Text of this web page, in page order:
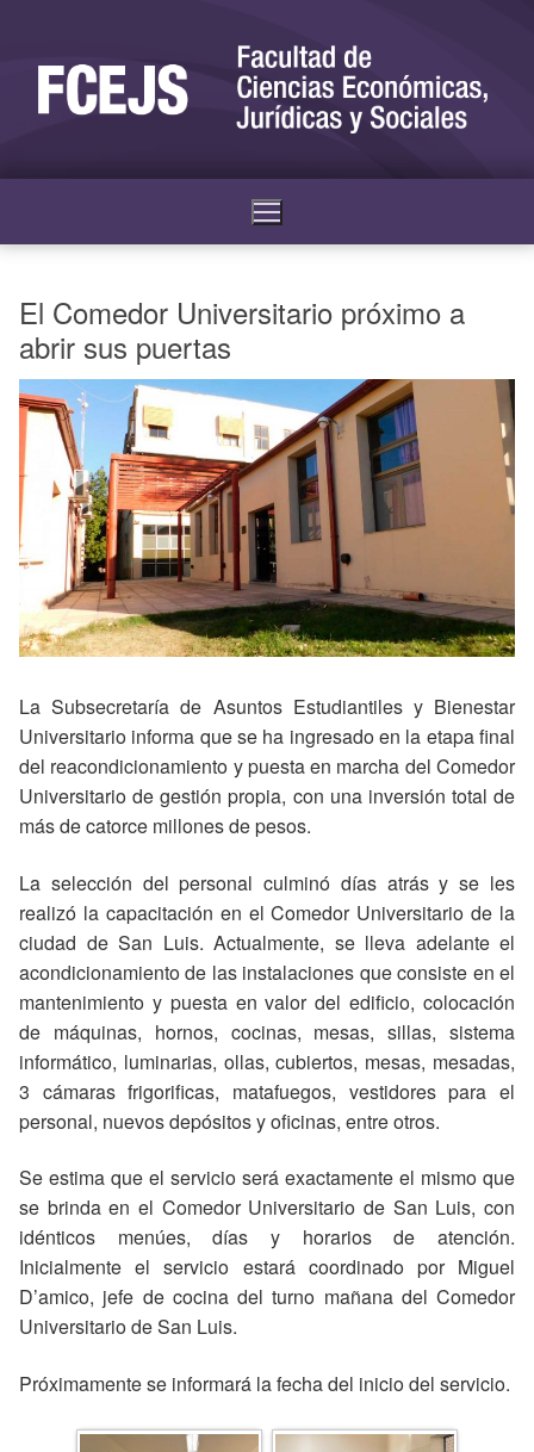
El Comedor Universitario próximo a
abrir sus puertas
La Subsecretaría de Asuntos Estudiantiles y Bienestar
Universitario informa que se ha ingresado en la etapa final
del reacondicionamiento y puesta en marcha del Comedor
Universitario de gestión propia, con una inversión total de
más de catorce millones de pesos.
La selección del personal culminó días atrás y se les
realizó la capacitación en el Comedor Universitario de la
ciudad de San Luis. Actualmente, se lleva adelante el
acondicionamiento de las instalaciones que consiste en el
mantenimiento y puesta en valor del edificio, colocación
de máquinas, hornos, cocinas, mesas, sillas, sistema
informático, luminarias, ollas, cubiertos, mesas, mesadas,
3 cámaras frigorificas, matafuegos, vestidores para el
personal, nuevos depósitos y oficinas, entre otros.
Se estima que el servicio será exactamente el mismo que
se brinda en el Comedor Universitario de San Luis, con
idénticos menúes, días y horarios de atención.
Inicialmente el servicio estará coordinado por Miguel
D’amico, jefe de cocina del turno mañana del Comedor
Universitario de San Luis.
Próximamente se informará la fecha del inicio del servicio.